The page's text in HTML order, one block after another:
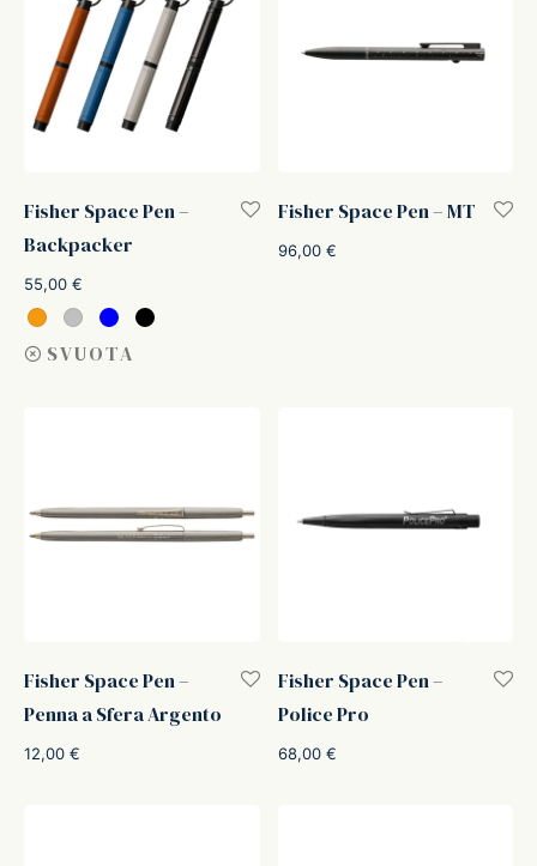
Fisher Space Pen –
Backpacker
55,00 €
SVUOTA
Fisher Space Pen – MT
96,00 €
Fisher Space Pen –
Penna a Sfera Argento
12,00 €
Fisher Space Pen –
Police Pro
68,00 €
Marche